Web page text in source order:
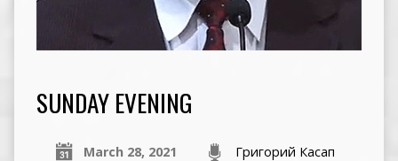
SUNDAY EVENING
March 28, 2021 Григорий Касап